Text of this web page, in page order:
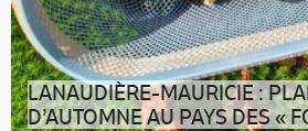
LANAUDIÈRE-MAURICIE :
D’AUTOMNE AU PAYS DES «